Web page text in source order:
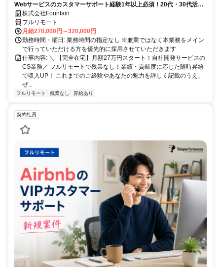
Webサービスのカスタマーサポート経験1年以上必須！20代・30代活躍
中！株式会社Fountain
フルリモート
月給270,000円～320,000円
勤務時間・曜日: 業務時間の指定なし ※兼業ではなく本業務をメイン
で行っていただける方を優先的に採用させていただきます
仕事内容: ＼ 【完全在宅】月額27万円スタート！自社開発サービスの
CS業務／ フルリモートで残業なし！業績・貢献度に応じた随時昇給
で収入UP！ これまでのご経験やあなたの魅力を詳しく記載のうえ、
ぜ...
フルリモート 残業なし 昇給あり
契約社員